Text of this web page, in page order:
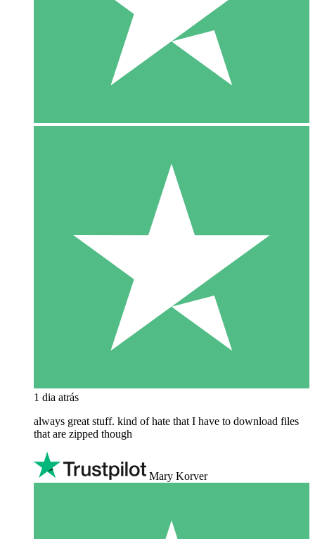
1 dia atrás
always great stuff. kind of hate that I have to download files
that are zipped though
Mary Korver